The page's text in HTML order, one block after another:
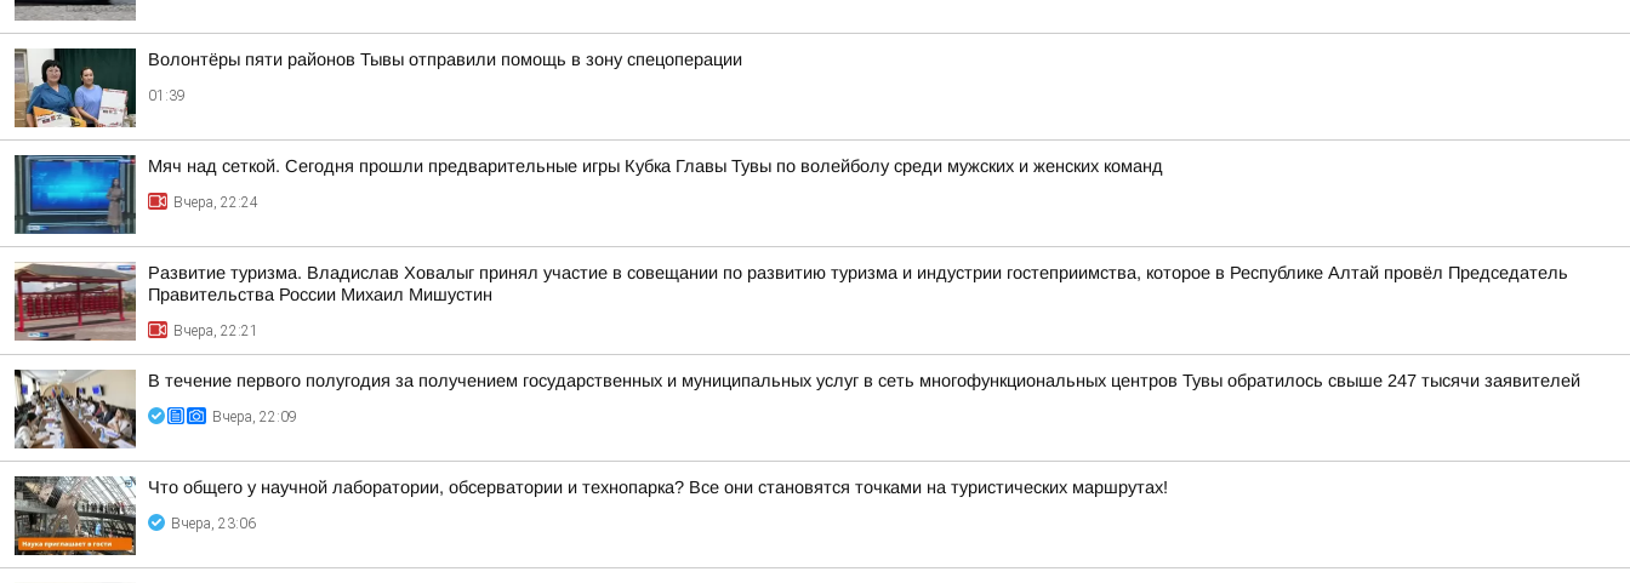
Волонтёры пяти районов Тывы отправили помощь в зону спецоперации
01:39
Мяч над сеткой. Сегодня прошли предварительные игры Кубка Главы Тувы по волейболу среди мужских и женских команд
Вчера, 22:24
Развитие туризма. Владислав Ховалыг принял участие в совещании по развитию туризма и индустрии гостеприимства, которое в Республике Алтай провёл Председатель
Правительства России Михаил Мишустин
Вчера, 22:21
В течение первого полугодия за получением государственных и муниципальных услуг в сеть многофункциональных центров Тувы обратилось свыше 247 тысячи заявителей
Вчера, 22:09
Что общего у научной лаборатории, обсерватории и технопарка? Все они становятся точками на туристических маршрутах!
Вчера, 23:06